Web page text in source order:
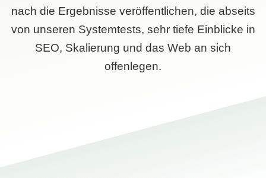
nach die Ergebnisse veröffentlichen, die abseits
von unseren Systemtests, sehr tiefe Einblicke in
SEO, Skalierung und das Web an sich
offenlegen.